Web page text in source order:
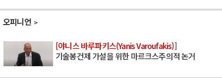
오피니언
[야니스 바루파키스(Yanis Varoufakis)]
기술봉건제 가설을 위한 마르크스주의적 논거